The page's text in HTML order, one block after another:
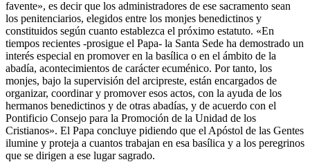
favente», es decir que los administradores de ese sacramento sean
los penitenciarios, elegidos entre los monjes benedictinos y
constituidos según cuanto establezca el próximo estatuto. «En
tiempos recientes -prosigue el Papa- la Santa Sede ha demostrado un
interés especial en promover en la basílica o en el ámbito de la
abadía, acontecimientos de carácter ecuménico. Por tanto, los
monjes, bajo la supervisión del arcipreste, están encargados de
organizar, coordinar y promover esos actos, con la ayuda de los
hermanos benedictinos y de otras abadías, y de acuerdo con el
Pontificio Consejo para la Promoción de la Unidad de los
Cristianos». El Papa concluye pidiendo que el Apóstol de las Gentes
ilumine y proteja a cuantos trabajan en esa basílica y a los peregrinos
que se dirigen a ese lugar sagrado.